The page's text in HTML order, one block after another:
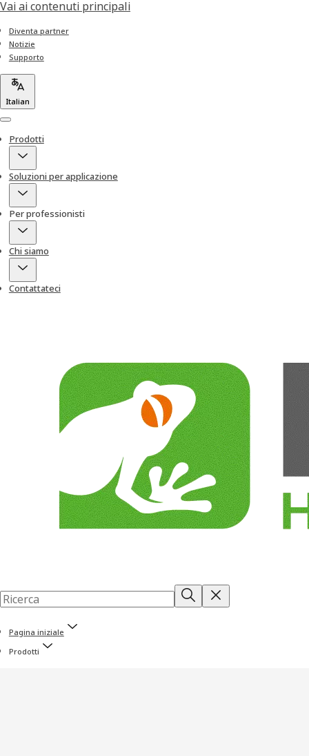
Vai ai contenuti principali
Diventa partner
Notizie
Supporto
Italian
Menu
Prodotti
Soluzioni per applicazione
Per professionisti
Chi siamo
Contattateci
Pagina iniziale
Prodotti